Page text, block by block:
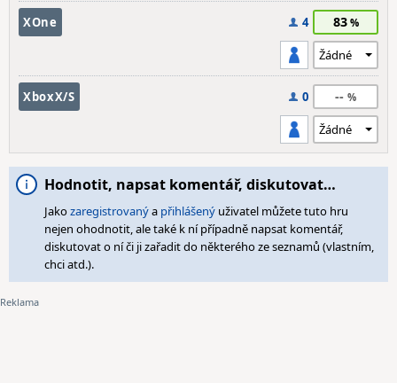
XOne 4 83
XboxX/S 0 --
Hodnotit, napsat komentář, diskutovat…
Jakozaregistrovanýa přihlášený uživatel můžete tuto hru
nejen ohodnotit, ale také k ní případně napsat komentář,
diskutovat o ní či ji zařadit do některého ze seznamů (vlastním,
chci atd.).